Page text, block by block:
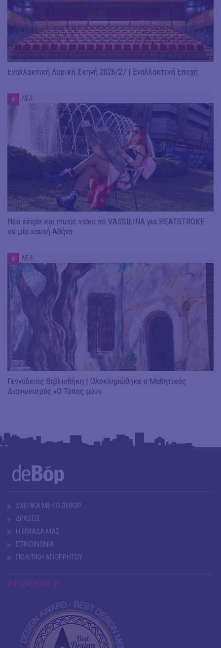
Εναλλακτική Λυρική Σκηνή 2026/27 | Εναλλακτική Εποχή
# ΝΕΑ
Νέο single και music video πό VASSIŁINA για HEATSTROKE
σε μία καυτή Αθήνα
# ΝΕΑ
Γεννάδειος Βιβλιοθήκη | Ολοκληρώθηκε ο Μαθητικός
Διαγωνισμός «Ο Τόπος μου»
ΣΧΕΤΙΚΑ ΜΕ ΤΟ DEBOP
ΔΡΑΣΕΙΣ
Η ΟΜΑΔΑ ΜΑΣ
ΕΠΙΚΟΙΝΩΝΙΑ
ΠΟΛΙΤΙΚΗ ΑΠΟΡΡΗΤΟΥ
info@debop.gr